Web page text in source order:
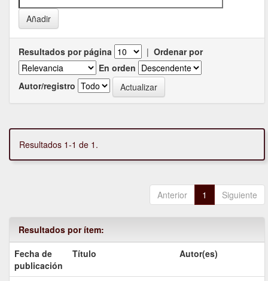
Resultados por página | Ordenar por
En orden
Autor/registro
Resultados 1-1 de 1.
Anterior 1 Siguiente
Resultados por ítem:
Fecha de
publicación
Título Autor(es)